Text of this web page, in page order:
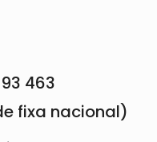
463
fixa nacional)